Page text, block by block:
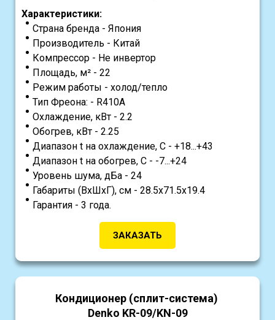
Характеристики:
Страна бренда - Япония
Производитель - Китай
Компрессор - Не инвертор
Площадь, м² - 22
Режим работы - холод/тепло
Тип Фреона: - R410A
Охлаждение, кВт - 2.2
Обогрев, кВт - 2.25
Диапазон t на охлаждение, С - +18...+43
Диапазон t на обогрев, С - -7...+24
Уровень шума, дБа - 24
Габариты (ВхШхГ), см - 28.5х71.5х19.4
Гарантия - 3 года.
ЗАКАЗАТЬ
Кондиционер (сплит-система)
Denko KR-09/KN-09